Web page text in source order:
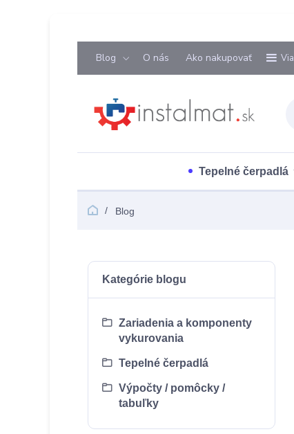
Blog O nás Ako nakupovať
Tepelné čerpadlá
Blog
Kategórie blogu
Zariadenia a komponenty
vykurovania
Tepelné čerpadlá
Výpočty / pomôcky /
tabuľky